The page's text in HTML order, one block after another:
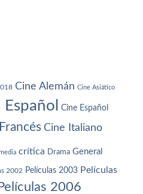
Cine Alemán Cine Asiático
Cine Español
Cine Italiano
crítica Drama General
2002 Películas 2003 Películas
Películas 2006